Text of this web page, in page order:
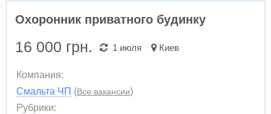
Охоронник приватного будинку
16 000 грн. 1 июля Киев
Компания:
Смальта ЧП (Все вакансии)
Рубрики: